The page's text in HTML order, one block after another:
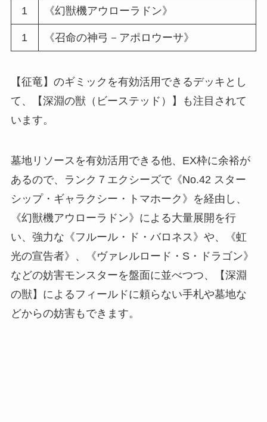
1 《幻獣機アウローラドン》
1 《召命の神弓－アポロウーサ》
【征竜】のギミックを有効活用できるデッキとし
て、【深淵の獣（ビーステッド）】も注目されて
います。
墓地リソースを有効活用できる他、EX枠に余裕が
あるので、ランク７エクシーズで《No.42 スター
シップ・ギャラクシー・トマホーク》を経由し、
《幻獣機アウローラドン》による大量展開を行
い、強力な《フルール・ド・バロネス》や、《虹
光の宣告者》、《ヴァレルロード・S・ドラゴン》
などの妨害モンスターを盤面に並べつつ、【深淵
の獣】によるフィールドに頼らない手札や墓地な
どからの妨害もできます。